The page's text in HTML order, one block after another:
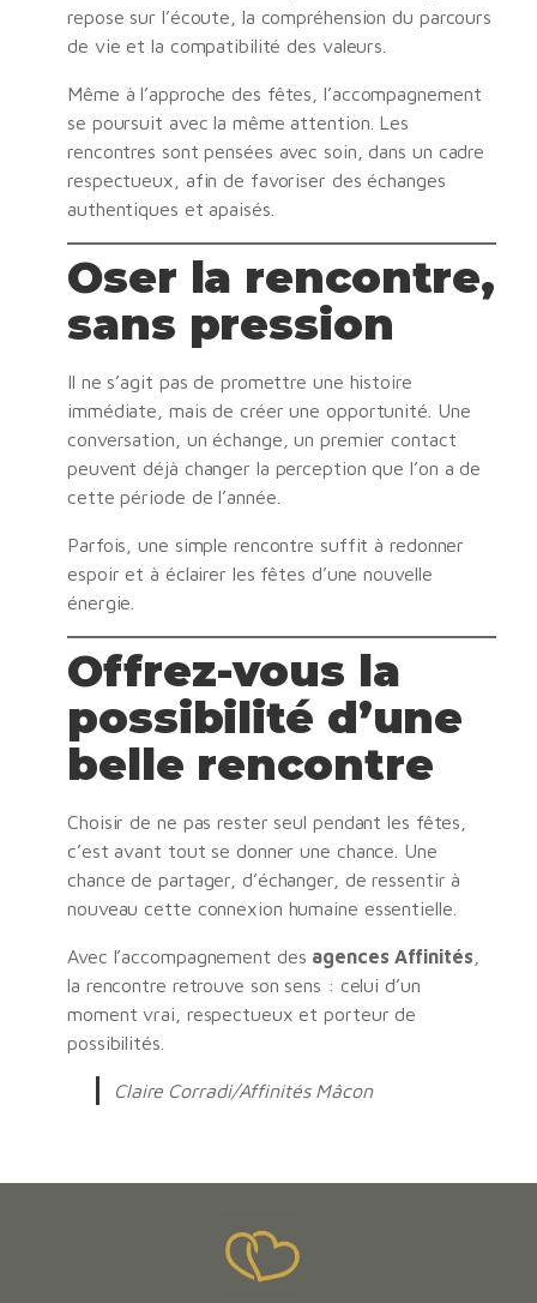
repose sur l’écoute, la compréhension du parcours
de vie et la compatibilité des valeurs.
Même à l’approche des fêtes, l’accompagnement
se poursuit avec la même attention. Les
rencontres sont pensées avec soin, dans un cadre
respectueux, afin de favoriser des échanges
authentiques et apaisés.
Oser la rencontre,
sans pression
Il ne s’agit pas de promettre une histoire
immédiate, mais de créer une opportunité. Une
conversation, un échange, un premier contact
peuvent déjà changer la perception que l’on a de
cette période de l’année.
Parfois, une simple rencontre suffit à redonner
espoir et à éclairer les fêtes d’une nouvelle
énergie.
Offrez-vous la
possibilité d’une
belle rencontre
Choisir de ne pas rester seul pendant les fêtes,
c’est avant tout se donner une chance. Une
chance de partager, d’échanger, de ressentir à
nouveau cette connexion humaine essentielle.
Avec l’accompagnement des agences Affinités
la rencontre retrouve son sens : celui d’un
moment vrai, respectueux et porteur de
possibilités.
Claire Corradi/Affinités Mâcon